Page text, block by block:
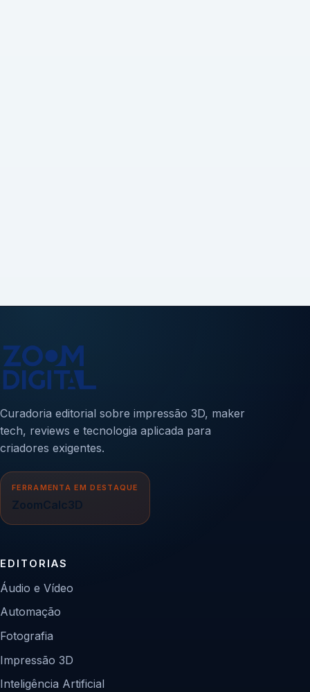
Curadoria editorial sobre impressão 3D, maker
tech, reviews e tecnologia aplicada para
criadores exigentes.
FERRAMENTA EM DESTAQUE
ZoomCalc3D
EDITORIAS
Áudio e Vídeo
Automação
Fotografia
Impressão 3D
Inteligência Artificial